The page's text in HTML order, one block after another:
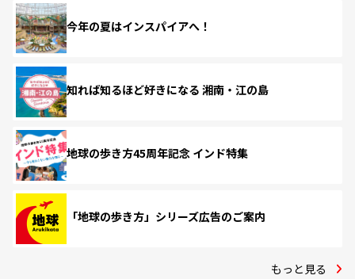
今年の夏はインスパイアへ！
知れば知るほど好きになる 湘南・江の島
地球の歩き方45周年記念 インド特集
「地球の歩き方」シリーズ広告のご案内
もっと見る